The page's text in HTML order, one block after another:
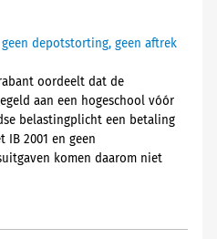
depotstorting, geen aftrek
oordeelt dat de
aan een hogeschool vóór
belastingplicht een betaling
IB 2001 en geen
komen daarom niet